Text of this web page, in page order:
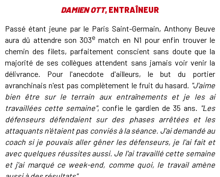
DAMIEN OTT, ENTRAÎNEUR
Passé étant jeune par le Paris Saint-Germain, Anthony Beuve
aura dû attendre son 303e match en N1 pour enfin trouver le
chemin des filets, parfaitement conscient sans doute que la
majorité de ses collègues attendent sans jamais voir venir la
délivrance. Pour l'anecdote d'ailleurs, le but du portier
avranchinais n'est pas complètement le fruit du hasard. "J'aime
bien être sur le terrain aux entraînements et je les ai
travaillées cette semaine", confie le gardien de 35 ans. "Les
défenseurs défendaient sur des phases arrêtées et les
attaquants n'étaient pas conviés à la séance. J'ai demandé au
coach si je pouvais aller gêner les défenseurs, je l'ai fait et
avec quelques réussites aussi. Je l'ai travaillé cette semaine
et j'ai marqué ce week-end, comme quoi, le travail amène